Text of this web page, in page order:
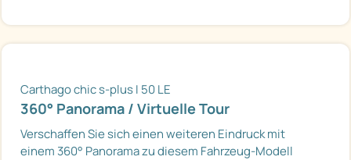
Carthago chic s-plus I 50 LE
360° Panorama / Virtuelle Tour
Verschaffen Sie sich einen weiteren Eindruck mit
einem 360° Panorama zu diesem Fahrzeug-Modell